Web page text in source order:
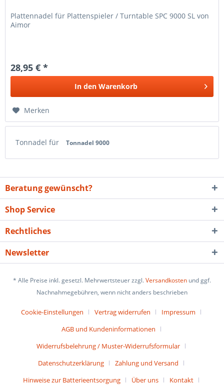
Plattennadel für Plattenspieler / Turntable SPC 9000 SL von
Aimor
28,95 € *
In den Warenkorb
Merken
Tonnadel für Tonnadel 9000
Beratung gewünscht?
Shop Service
Rechtliches
Newsletter
* Alle Preise inkl. gesetzl. Mehrwertsteuer zzgl.Versandkosten und ggf.
Nachnahmegebühren, wenn nicht anders beschrieben
Cookie-Einstellungen Vertrag widerrufen
Impressum
AGB und Kundeninformationen
Widerrufsbelehrung / Muster-Widerrufsformular
Datenschutzerklärung
Zahlung und Versand
Hinweise zur Batterieentsorgung
Über uns Kontakt